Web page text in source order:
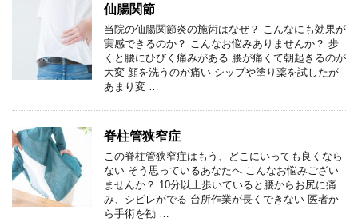
仙腸関節
当院の仙腸関節炎の施術はなぜ？ こんなにも効果が
実感できるのか？ こんなお悩みありませんか？ 歩
くと腰にひびく痛みがある 腰が痛くて朝起きるのが
大変 顔を洗うのが痛い シップや塗り薬を試したが
あまり変 …
脊柱管狭窄症
この脊柱管狭窄症はもう、どこにいっても良くなら
ない そう思っているあなたへ こんなお悩みござい
ませんか？ 10分以上歩いていると腰からお尻に痛
み、シビレがでる 台所作業が長くできない 医者か
ら手術を勧 …